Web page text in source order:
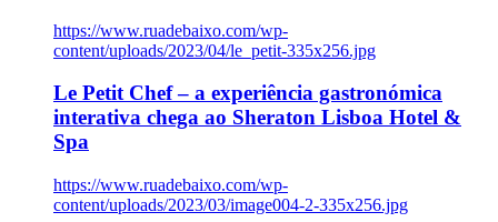
https://www.ruadebaixo.com/wp-
content/uploads/2023/04/le_petit-335x256.jpg
Le Petit Chef – a experiência gastronómica
interativa chega ao Sheraton Lisboa Hotel &
Spa
https://www.ruadebaixo.com/wp-
content/uploads/2023/03/image004-2-335x256.jpg